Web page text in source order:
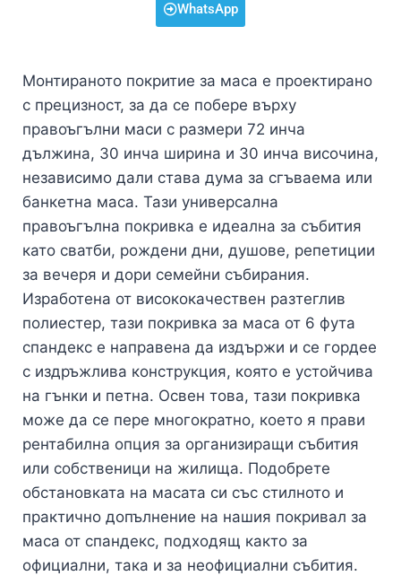
WhatsApp
Монтираното покритие за маса е проектирано
с прецизност, за да се побере върху
правоъгълни маси с размери 72 инча
дължина, 30 инча ширина и 30 инча височина,
независимо дали става дума за сгъваема или
банкетна маса. Тази универсална
правоъгълна покривка е идеална за събития
като сватби, рождени дни, душове, репетиции
за вечеря и дори семейни събирания.
Изработена от висококачествен разтеглив
полиестер, тази покривка за маса от 6 фута
спандекс е направена да издържи и се гордее
с издръжлива конструкция, която е устойчива
на гънки и петна. Освен това, тази покривка
може да се пере многократно, което я прави
рентабилна опция за организиращи събития
или собственици на жилища. Подобрете
обстановката на масата си със стилното и
практично допълнение на нашия покривал за
маса от спандекс, подходящ както за
официални, така и за неофициални събития.